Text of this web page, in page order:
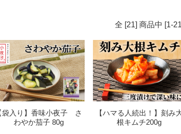
全 [21] 商品中 [1-
袋入り】香味小夜子 さ
わやか茄子 80g
【ハマる人続出！】刻み
根キムチ200g